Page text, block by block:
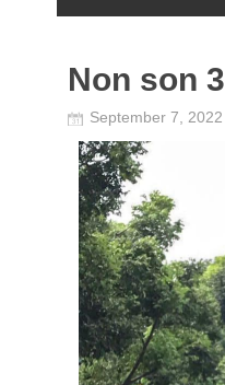
Non son 3
September 7, 2022